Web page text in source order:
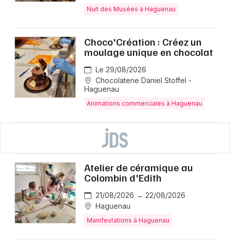
Nuit des Musées à Haguenau
Choco'Création : Créez un
moulage unique en chocolat
Le 29/08/2026
Chocolaterie Daniel Stoffel -
Haguenau
Animations commerciales à Haguenau
Atelier de céramique au
Colombin d'Edith
21/08/2026 → 22/08/2026
Haguenau
Manifestations à Haguenau